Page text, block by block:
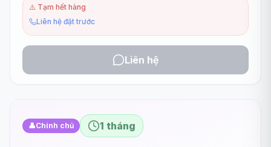
⚠️ Tạm hết hàng
Liên hệ đặt trước
Liên hệ
👤Chính chủ 1 tháng